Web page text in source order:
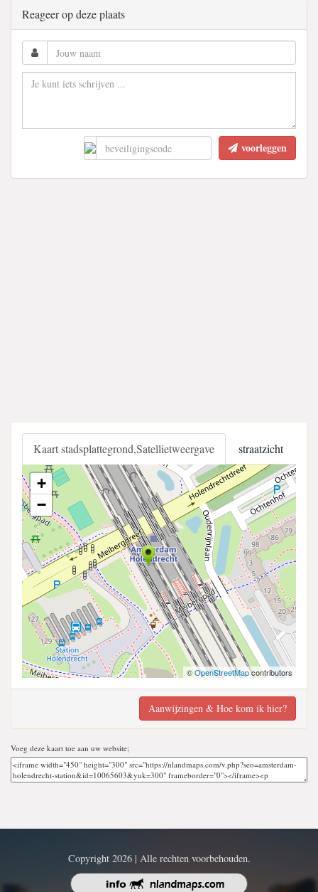
Reageer op deze plaats
voorleggen
Kaart stadsplattegrond,Satellietweergave straatzicht
+
−
©OpenStreetMapcontributors
Aanwijzingen & Hoe kom ik hier?
Voeg deze kaart toe aan uw website;
Copyright 2026 | Alle rechten voorbehouden.